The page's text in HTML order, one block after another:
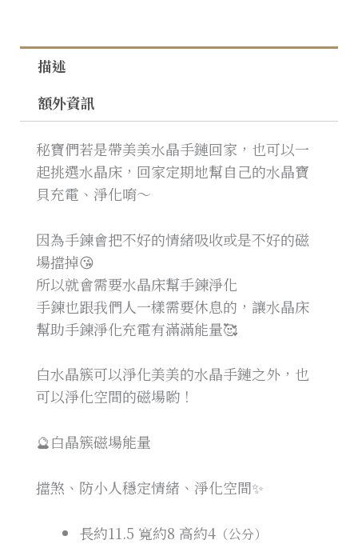
描述
額外資訊
秘寶們若是帶美美水晶手鏈回家，也可以一
起挑選水晶床，回家定期地幫自己的水晶寶
貝充電、淨化唷～
因為手鍊會把不好的情緒吸收或是不好的磁
場擋掉😘
所以就會需要水晶床幫手鍊淨化
手鍊也跟我們人一樣需要休息的，讓水晶床
幫助手鍊淨化充電有滿滿能量🥰
白水晶簇可以淨化美美的水晶手鏈之外，也
可以淨化空間的磁場喲！
🔮白晶簇磁場能量
擋煞、防小人穩定情緒、淨化空間✨
長約11.5 寬約8 高約4 （公分）